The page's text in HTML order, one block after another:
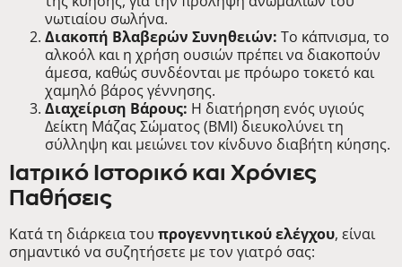
νωτιαίου σωλήνα.
Διακοπή Βλαβερών Συνηθειών: Το κάπνισμα, το
αλκοόλ και η χρήση ουσιών πρέπει να διακοπούν
άμεσα, καθώς συνδέονται με πρόωρο τοκετό και
χαμηλό βάρος γέννησης.
Διαχείριση Βάρους: Η διατήρηση ενός υγιούς
Δείκτη Μάζας Σώματος (BMI) διευκολύνει τη
σύλληψη και μειώνει τον κίνδυνο διαβήτη κύησης.
Ιατρικό Ιστορικό και Χρόνιες
Παθήσεις
Κατά τη διάρκεια του προγεννητικού ελέγχου, είναι
σημαντικό να συζητήσετε με τον γιατρό σας: